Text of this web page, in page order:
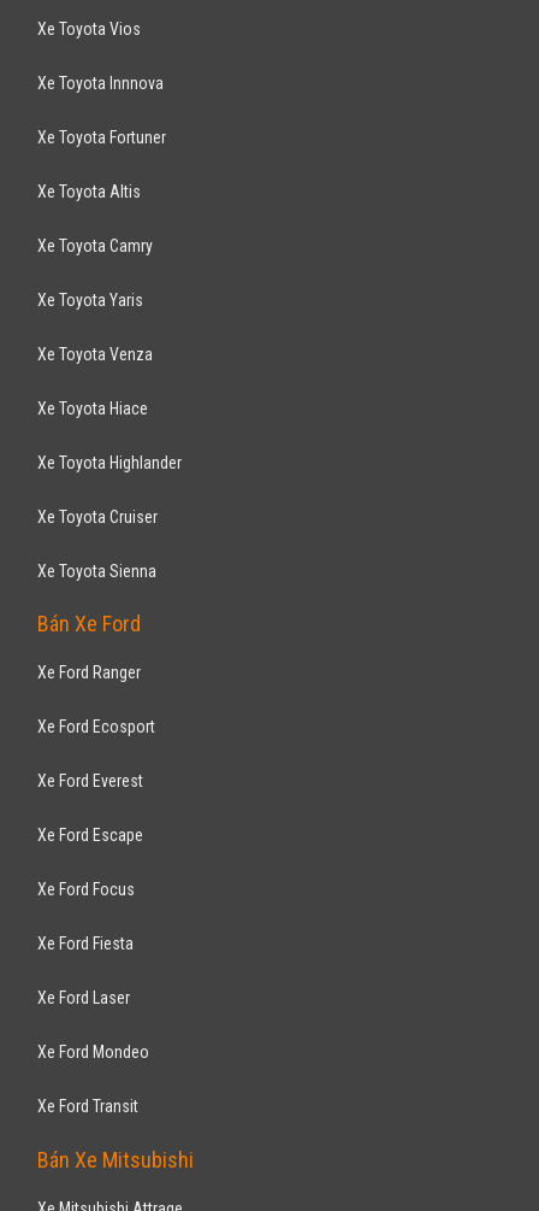
Xe Toyota Vios
Xe Toyota Innnova
Xe Toyota Fortuner
Xe Toyota Altis
Xe Toyota Camry
Xe Toyota Yaris
Xe Toyota Venza
Xe Toyota Hiace
Xe Toyota Highlander
Xe Toyota Cruiser
Xe Toyota Sienna
Bán Xe Ford
Xe Ford Ranger
Xe Ford Ecosport
Xe Ford Everest
Xe Ford Escape
Xe Ford Focus
Xe Ford Fiesta
Xe Ford Laser
Xe Ford Mondeo
Xe Ford Transit
Bán Xe Mitsubishi